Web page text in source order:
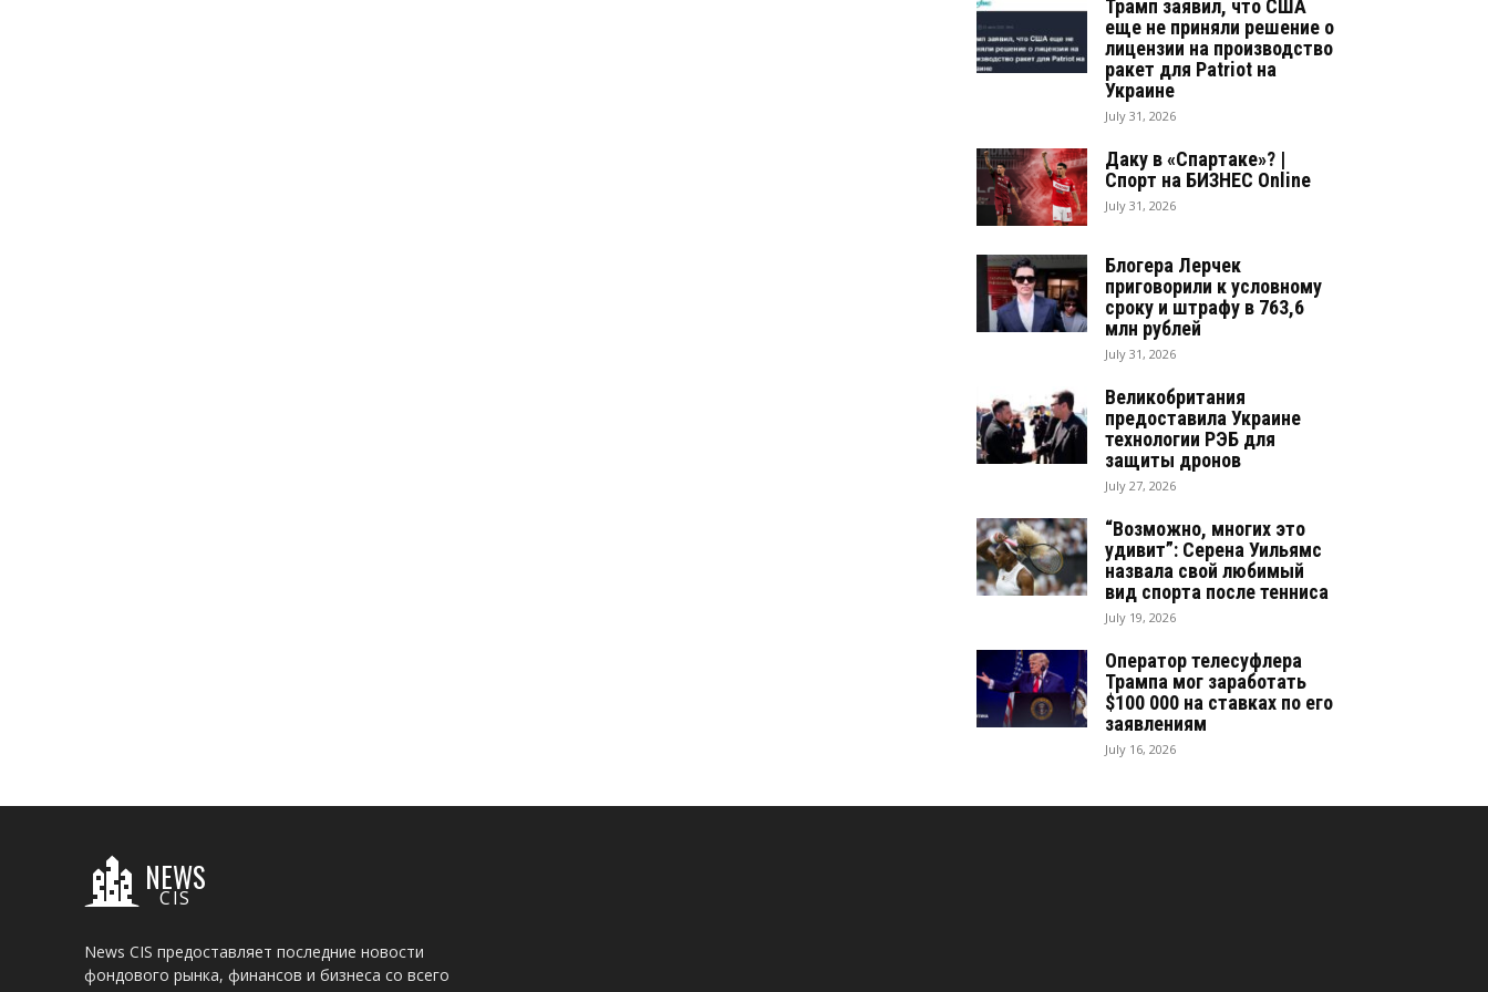
Трамп заявил, что США
еще не приняли решение о
лицензии на производство
ракет для Patriot на
Украине
July 31, 2026
Даку в «Спартаке»? |
Спорт на БИЗНЕС Online
July 31, 2026
Блогера Лерчек
приговорили к условному
сроку и штрафу в 763,6
млн рублей
July 31, 2026
Великобритания
предоставила Украине
технологии РЭБ для
защиты дронов
July 27, 2026
“Возможно, многих это
удивит”: Серена Уильямс
назвала свой любимый
вид спорта после тенниса
July 19, 2026
Оператор телесуфлера
Трампа мог заработать
$100 000 на ставках по его
заявлениям
July 16, 2026
NEWS
CIS
News CIS предоставляет последние новости
фондового рынка, финансов и бизнеса со всего